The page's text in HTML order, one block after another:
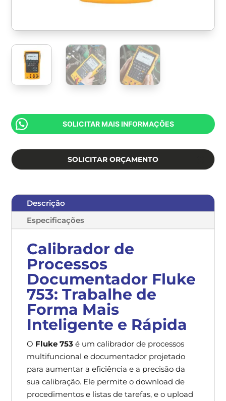
SOLICITAR MAIS INFORMAÇÕES
SOLICITAR ORÇAMENTO
Descrição
Especificações
Calibrador de
Processos
Documentador Fluke
753: Trabalhe de
Forma Mais
Inteligente e Rápida
O Fluke 753 é um calibrador de processos
multifuncional e documentador projetado
para aumentar a eficiência e a precisão da
sua calibração. Ele permite o download de
procedimentos e listas de tarefas, e o upload